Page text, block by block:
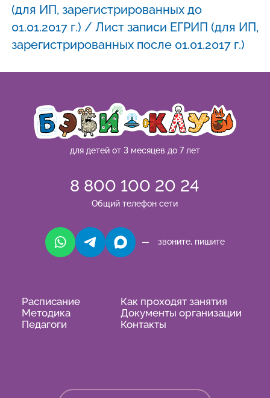
(для ИП, зарегистрированных до
01.01.2017 г.) / Лист записи ЕГРИП (для ИП,
зарегистрированных после 01.01.2017 г.)
для детей от 3 месяцев до 7 лет
8 800 100 20 24
Общий телефон сети
— звоните, пишите
Расписание
Методика
Педагоги
Как проходят занятия
Документы организации
Контакты